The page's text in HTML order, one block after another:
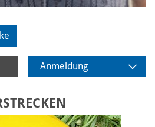
Anmeldung